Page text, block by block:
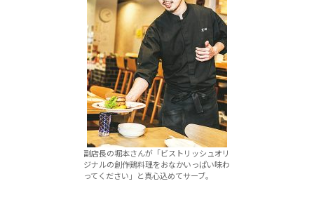
副店長の堀本さんが「ビストリッシュオリ
ジナルの創作鶏料理をおなかいっぱい味わ
ってください」と真心込めてサーブ。